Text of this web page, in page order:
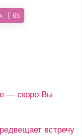
65
— скоро Вы
встречу